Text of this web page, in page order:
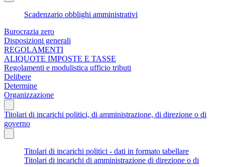
Scadenzario obblighi amministrativi
Burocrazia zero
Disposizioni generali
REGOLAMENTI
ALIQUOTE IMPOSTE E TASSE
Regolamenti e modulistica ufficio tributi
Delibere
Determine
Organizzazione
Titolari di incarichi politici, di amministrazione, di direzione o di
governo
Titolari di incarichi politici - dati in formato tabellare
Titolari di incarichi di amministrazione di direzione o di